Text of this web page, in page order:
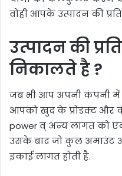
वोही आपके उत्पादन की
उत्पादन की
निकालते है ?
जब भी आप अपनी कंपनी में
आपको खुद के प्रोडक्ट और
power व् अन्य लागत को
उसके बाद जो कुल अमाउंट
इकाई लागत होती है.